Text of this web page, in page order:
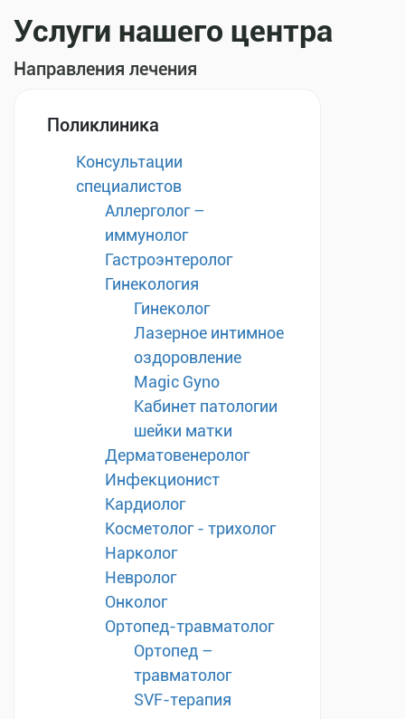
Услуги нашего центра
Направления лечения
Поликлиника
Консультации
специалистов
Аллерголог –
иммунолог
Гастроэнтеролог
Гинекология
Гинеколог
Лазерное интимное
оздоровление
Magic Gyno
Кабинет патологии
шейки матки
Дерматовенеролог
Инфекционист
Кардиолог
Косметолог - трихолог
Нарколог
Невролог
Онколог
Ортопед-травматолог
Ортопед –
травматолог
SVF-терапия